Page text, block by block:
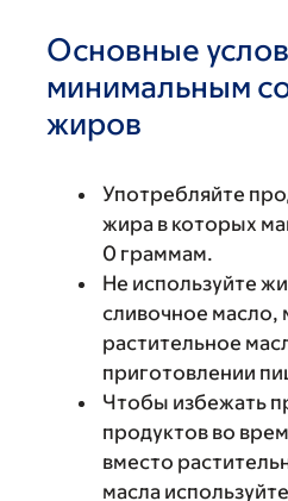
Основные
минимальным
жиров
Употребляйте
жира в которых
0 граммам.
Не используйте
сливочное масло,
растительное
приготовлении
Чтобы избежать
продуктов во
вместо
масла